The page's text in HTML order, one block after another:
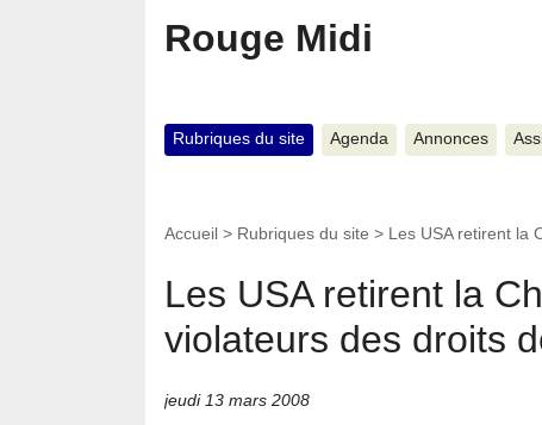
Rouge Midi
Rubriques du site Agenda Annonces
Accueil > Rubriques du site > Les USA retirent la
Les USA retirent la
violateurs des droits
jeudi 13 mars 2008